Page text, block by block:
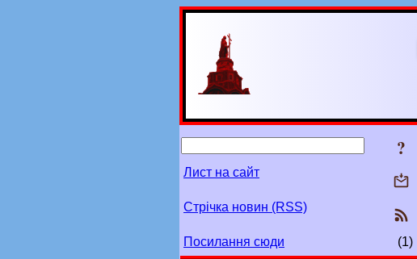
?
Лист на сайт
Стрічка новин (RSS)
Посилання сюди (1)